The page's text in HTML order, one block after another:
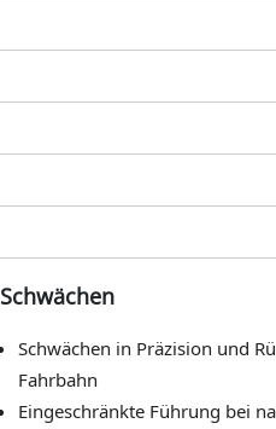
Schwächen
Schwächen in Präzision und
Fahrbahn
Eingeschränkte Führung bei